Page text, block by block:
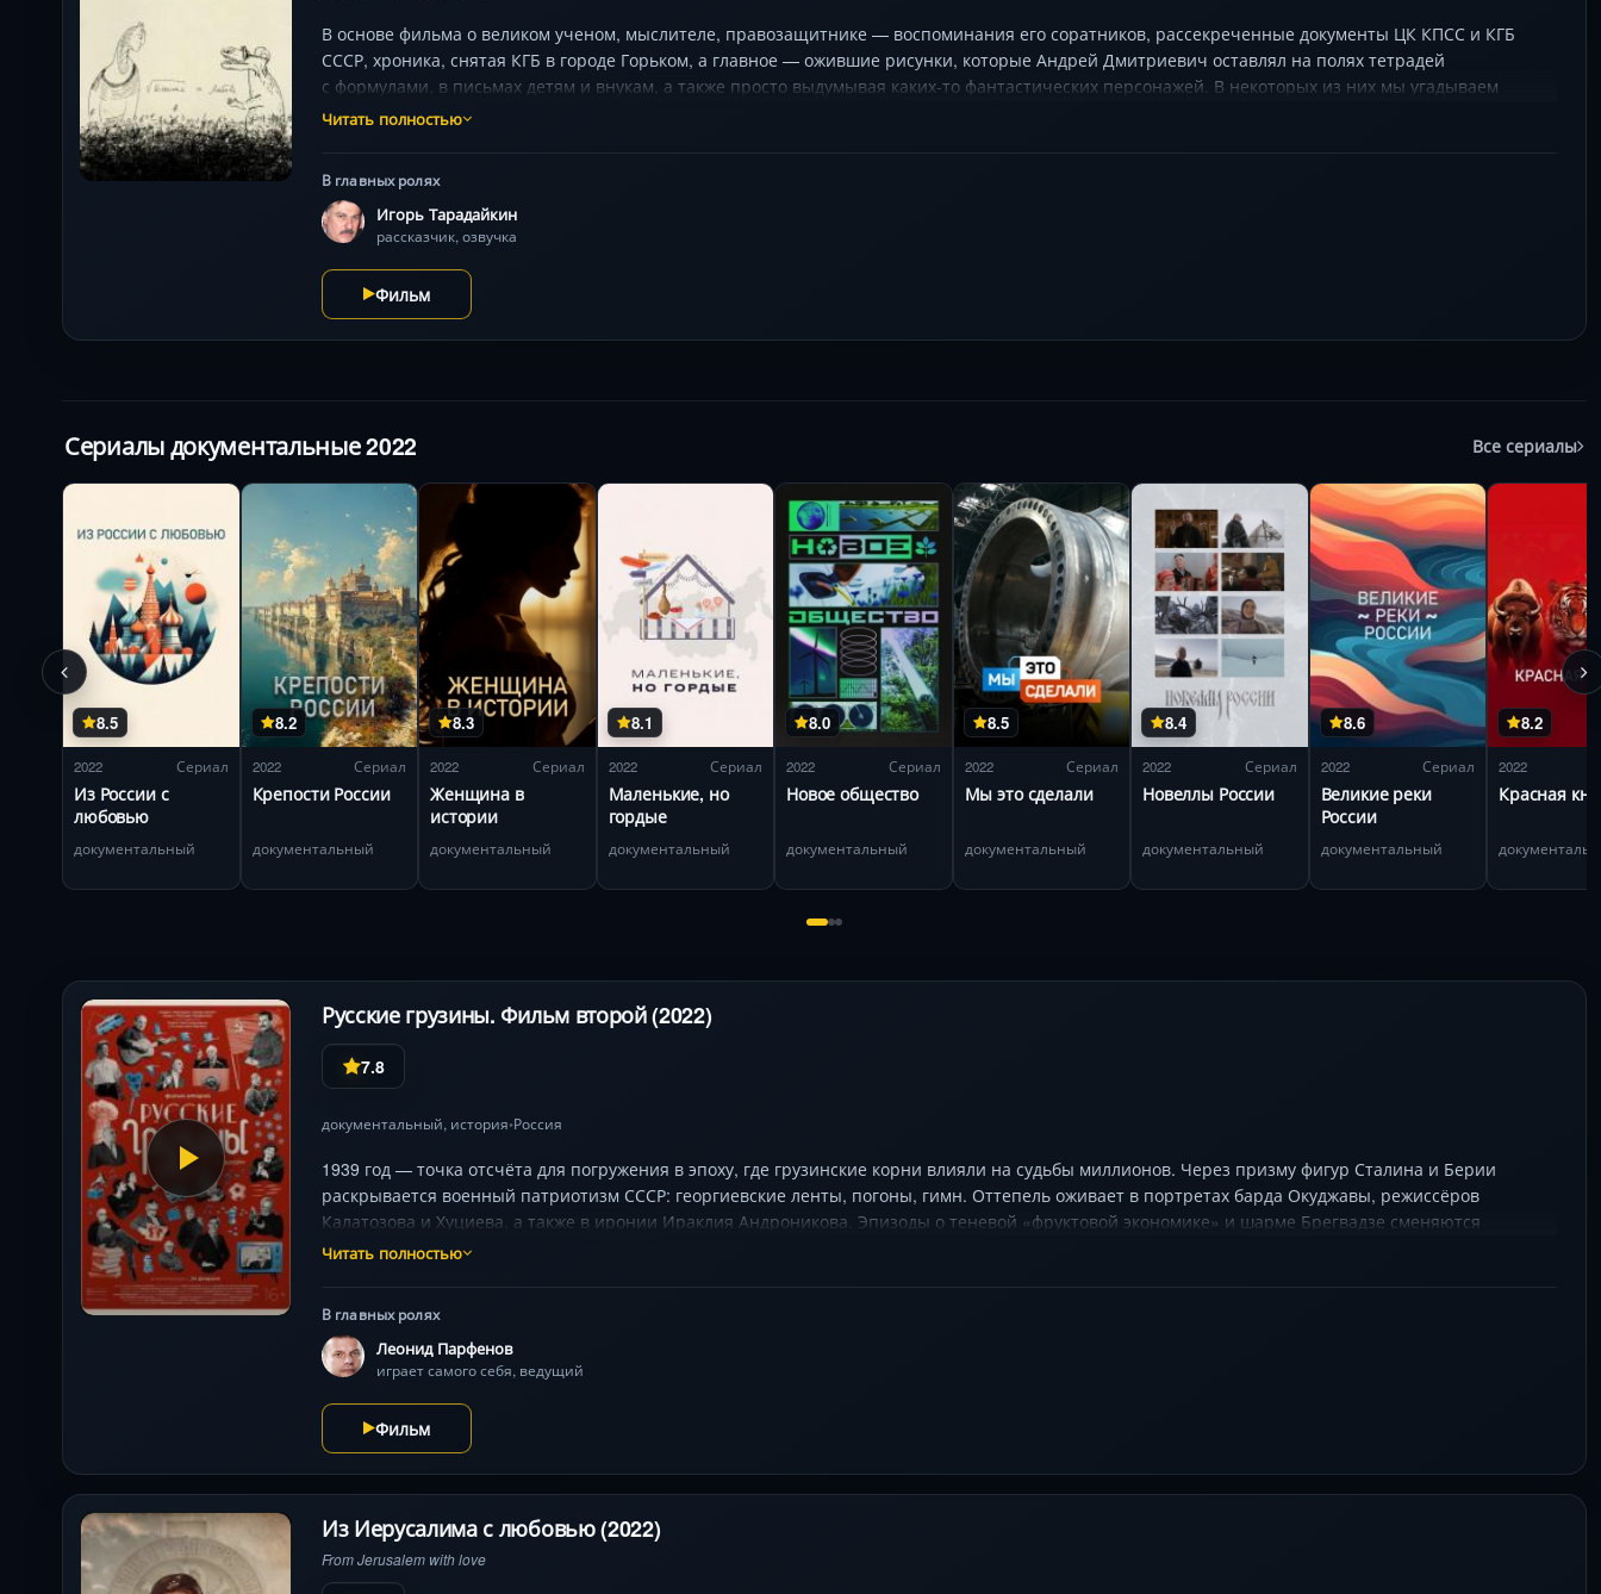
В основе фильма о великом ученом, мыслителе, правозащитнике — воспоминания его соратников, рассекреченные документы ЦК КПСС и КГБ
СССР, хроника, снятая КГБ в городе Горьком, а главное — ожившие рисунки, которые Андрей Дмитриевич оставлял на полях тетрадей
с формулами, в письмах детям и внукам, а также просто выдумывая каких-то фантастических персонажей. В некоторых из них мы угадываем
его самого, его близких.
Читать полностью
В главных ролях
Игорь Тарадайкин
рассказчик, озвучка
Фильм
Сериалы документальные 2022 Все сериалы
8.5
2022 Сериал
Из России с
любовью
документальный
8.2
2022 Сериал
Крепости России
документальный
8.3
2022 Сериал
Женщина в
истории
документальный
8.1
2022 Сериал
Маленькие, но
гордые
документальный
8.0
2022 Сериал
Новое общество
документальный
8.5
2022 Сериал
Мы это сделали
документальный
8.4
2022 Сериал
Новеллы России
документальный
8.6
2022 Сериал
Великие реки
России
документальный
8.2
2022
Красная
Русские грузины. Фильм второй (2022)
7.8
документальный, история•Россия
1939 год — точка отсчёта для погружения в эпоху, где грузинские корни влияли на судьбы миллионов. Через призму фигур Сталина и Берии
раскрывается военный патриотизм СССР: георгиевские ленты, погоны, гимн. Оттепель оживает в портретах барда Окуджавы, режиссёров
Калатозова и Хуциева, а также в иронии Ираклия Андроникова. Эпизоды о теневой «фруктовой экономике» и шарме Брегвадзе сменяются
постсоветским эпилогом: Церетели, Лепс, Цискаридзе — грузины как часть русской цивилизации. Дилогия Парфёнова — о том, как этнос вписался
Читать полностью
В главных ролях
Леонид Парфенов
играет самого себя, ведущий
Фильм
Из Иерусалима с любовью (2022)
From Jerusalem with love